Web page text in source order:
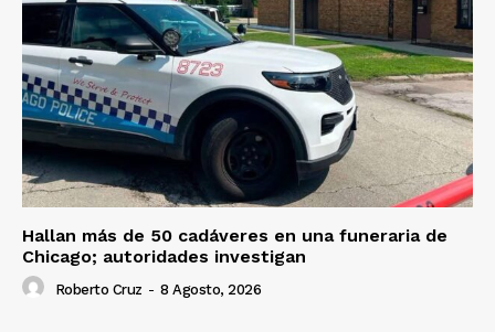
Hallan más de 50 cadáveres en una funeraria de
Chicago; autoridades investigan
Roberto Cruz - 8 Agosto, 2026